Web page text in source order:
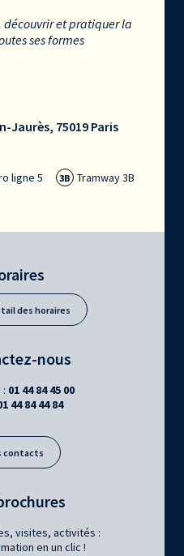
découvrir et pratiquer la
ses formes
Jaurès, 75019 Paris
ligne 5 3B Tramway 3B
des horaires
nous
01 44 84 45 00
44 84 44 84
contacts
visites, activités :
en un clic !